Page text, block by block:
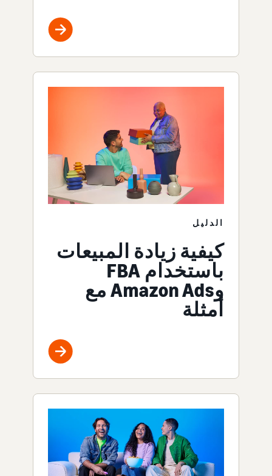
الدليل
كيفية زيادة المبيعات
باستخدام FBA
وAmazon Ads مع
أمثلة